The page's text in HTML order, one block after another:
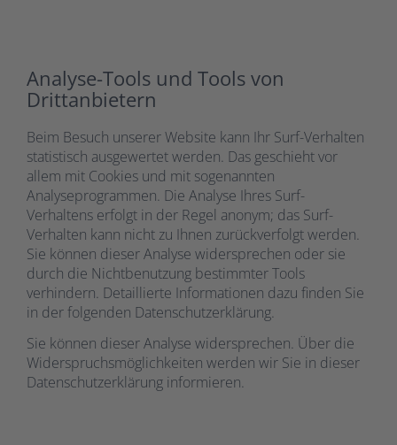
Analyse-Tools und Tools von
Drittanbietern
Beim Besuch unserer Website kann Ihr Surf-Verhalten
statistisch ausgewertet werden. Das geschieht vor
allem mit Cookies und mit sogenannten
Analyseprogrammen. Die Analyse Ihres Surf-
Verhaltens erfolgt in der Regel anonym; das Surf-
Verhalten kann nicht zu Ihnen zurückverfolgt werden.
Sie können dieser Analyse widersprechen oder sie
durch die Nichtbenutzung bestimmter Tools
verhindern. Detaillierte Informationen dazu finden Sie
in der folgenden Datenschutzerklärung.
Sie können dieser Analyse widersprechen. Über die
Widerspruchsmöglichkeiten werden wir Sie in dieser
Datenschutzerklärung informieren.